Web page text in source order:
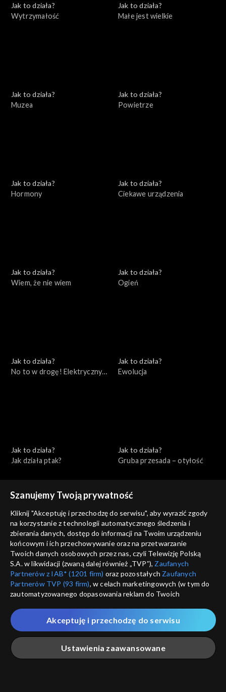
Jak to działa?
Wytrzymałość
Jak to działa?
Małe jest wielkie
Jak to działa?
Muzea
Jak to działa?
Powietrze
Jak to działa?
Hormony
Jak to działa?
Ciekawe urządzenia
Jak to działa?
Wiem, że nie wiem
Jak to działa?
Ogień
Jak to działa?
No to w drogę! Elektryczny
Jak to działa?
Ewolucja
Jak to działa?
Jak działa ptak?
Jak to działa?
Gruba przesada – otyłość
Jak to działa?
Jak działa ul?
Jak to działa?
Płaska Ziemia
Jak to działa?
Krew
Jak to działa?
Co z tym Bałtykiem?
Szanujemy Twoją prywatność
Kliknij "Akceptuję i przechodzę do serwisu", aby wyrazić zgody
na korzystanie z technologii automatycznego śledzenia i
zbierania danych, dostęp do informacji na Twoim urządzeniu
końcowym i ich przechowywanie oraz na przetwarzanie
Twoich danych osobowych przez nas, czyli Telewizję Polską
S.A. w likwidacji (zwaną dalej również „TVP”), Zaufanych
Partnerów z IAB* (1201 firm) oraz pozostałych Zaufanych
Partnerów TVP (93 firm), w celach marketingowych (w tym do
zautomatyzowanego dopasowania reklam do Twoich
które wskazujemy poniżej, a także zgody na udostępnianie
przez nas identyfikatora PPID do Google.
Twoje dane osobowe zbierane podczas odwiedzania przez
Ciebie naszych
poszczególnych serwisówzwanych dalej
„Portalem”, w tym informacje zapisywane za pomocą
Ustawienia zaawansowane
Akceptuję i przechodzę do serwisu